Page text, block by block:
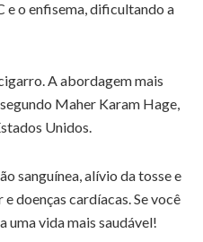
e o enfisema, dificultando a
A abordagem mais
Maher Karam Hage,
Unidos.
sanguínea, alívio da tosse e
doenças cardíacas. Se você
uma vida mais saudável!